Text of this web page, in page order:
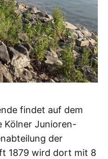
findet auf dem
Kölner Junioren-
der
1879 wird dort mit 8